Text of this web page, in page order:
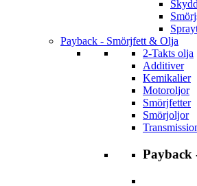
Payback - Smörjfett & Olja
2-Takts olja
Additiver
Kemikalier
Motoroljor
Smörjfetter
Smörjoljor
Payback